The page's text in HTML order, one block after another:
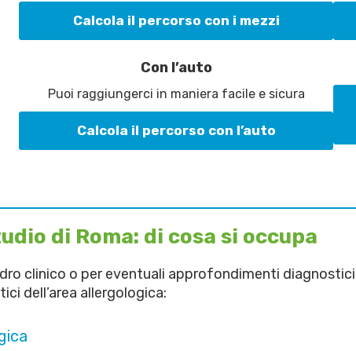
Calcola il percorso con i mezzi
Con l’auto
Puoi raggiungerci in maniera facile e sicura
Calcola il percorso con l’auto
di Roma: di cosa si occupa
clinico o per eventuali approfondimenti
dell’area allergologica: